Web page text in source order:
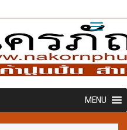
Toggle
MENU